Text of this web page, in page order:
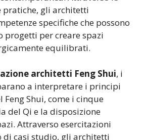
pratiche, gli architetti
specifiche che possono
progetti per creare spazi
equilibrati.
architetti Feng Shui, i
a interpretare i principi
Shui, come i cinque
del Qi e la disposizione
Attraverso esercitazioni
di casi studio, gli architetti